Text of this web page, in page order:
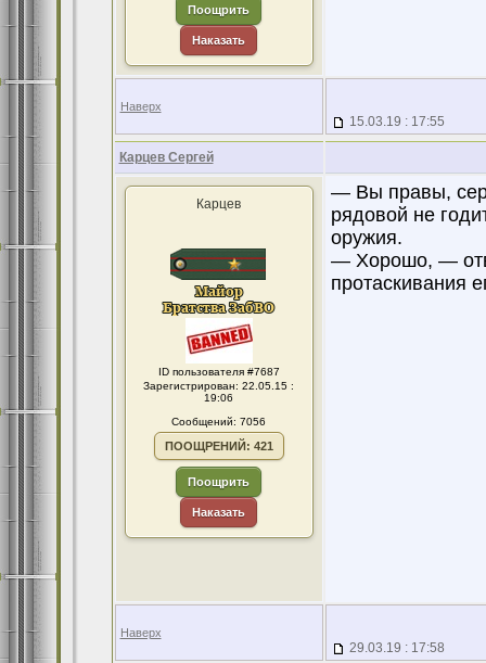
Поощрить
Наказать
Наверх
15.03.19 : 17:55
Карцев Сергей
Карцев
ID пользователя #7687
Зарегистрирован: 22.05.15 :
19:06
Сообщений: 7056
ПООЩРЕНИЙ: 421
Поощрить
Наказать
— Вы правы,
рядовой не
оружия.
— Хорошо, —
протаскивания
Наверх
29.03.19 : 17:58